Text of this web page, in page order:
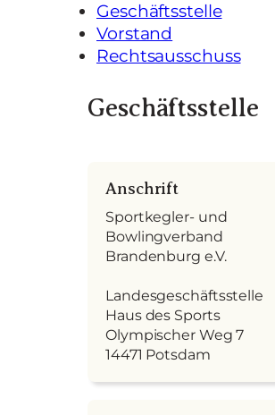
Geschäftsstelle
Vorstand
Rechtsausschuss
Geschäftsstelle
Anschrift
Sportkegler- und
Bowlingverband
Brandenburg e.V.
Landesgeschäftsstelle
Haus des Sports
Olympischer Weg 7
14471 Potsdam